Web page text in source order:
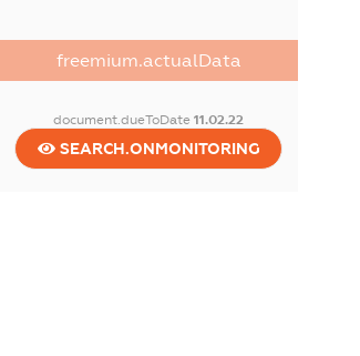
freemium.actualData
document.dueToDate11.02.22
SEARCH.ONMONITORING